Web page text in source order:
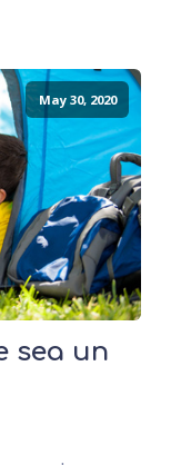
May 30, 2020
sea un